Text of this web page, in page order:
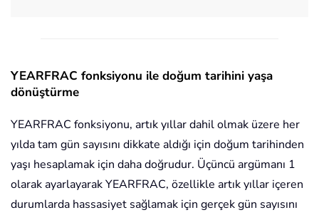
YEARFRAC fonksiyonu ile doğum tarihini yaşa
dönüştürme
YEARFRAC fonksiyonu, artık yıllar dahil olmak üzere her
yılda tam gün sayısını dikkate aldığı için doğum tarihinden
yaşı hesaplamak için daha doğrudur. Üçüncü argümanı 1
olarak ayarlayarak YEARFRAC, özellikle artık yıllar içeren
durumlarda hassasiyet sağlamak için gerçek gün sayısını